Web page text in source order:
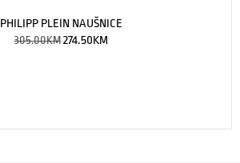
PHILIPP PLEIN NAUŠNICE
305.00KM 274.50KM